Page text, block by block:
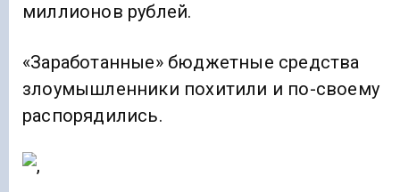
миллионов рублей.
«Заработанные» бюджетные средства
злоумышленники похитили и по-своему
распорядились.